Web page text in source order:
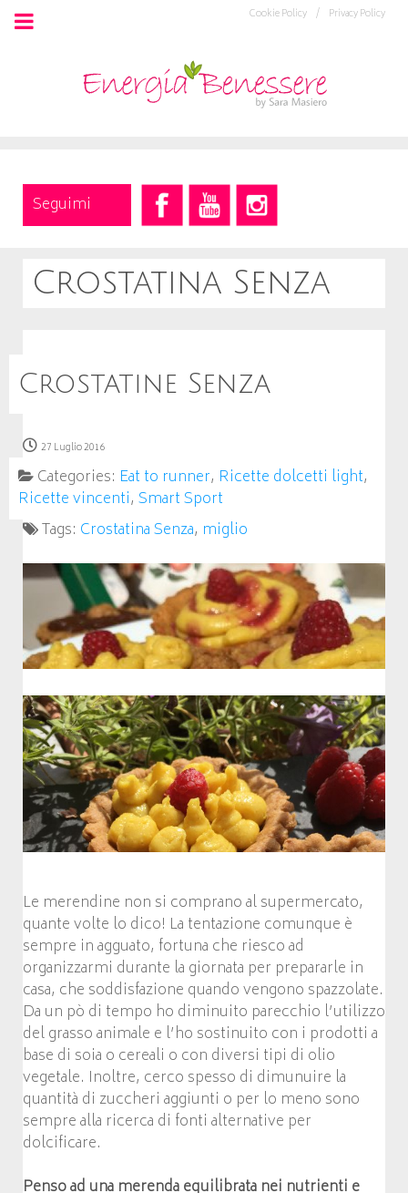
Privacy Policy
Cookie Policy /
Seguimi
Crostatina Senza
Crostatine Senza
27 Luglio 2016
Categories: Eat to runner, Ricette dolcetti light,
Ricette vincenti, Smart Sport
Tags: Crostatina Senza, miglio
Le merendine non si comprano al supermercato,
quante volte lo dico! La tentazione comunque è
sempre in agguato, fortuna che riesco ad
organizzarmi durante la giornata per prepararle in
casa, che soddisfazione quando vengono spazzolate.
Da un pò di tempo ho diminuito parecchio l’utilizzo
del grasso animale e l’ho sostinuito con i prodotti a
base di soia o cereali o con diversi tipi di olio
vegetale. Inoltre, cerco spesso di dimunuire la
quantità di zuccheri aggiunti o per lo meno sono
sempre alla ricerca di fonti alternative per
dolcificare.
Penso ad una merenda equilibrata nei nutrienti e